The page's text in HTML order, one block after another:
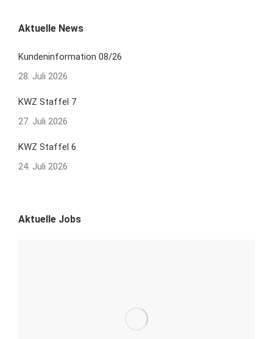
Aktuelle News
Kundeninformation 08/26
28. Juli 2026
KWZ Staffel 7
27. Juli 2026
KWZ Staffel 6
24. Juli 2026
Aktuelle Jobs